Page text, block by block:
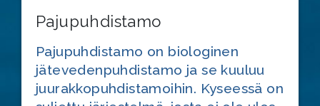
Pajupuhdistamo
Pajupuhdistamo on biologinen
jätevedenpuhdistamo ja se kuuluu
juurakkopuhdistamoihin. Kyseessä on